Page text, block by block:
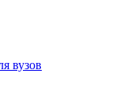
вузов